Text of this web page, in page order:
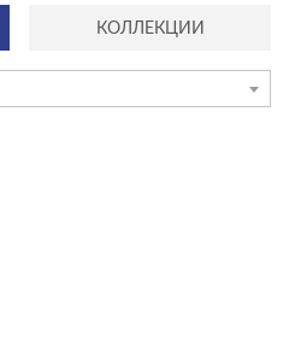
КОЛЛЕКЦИИ